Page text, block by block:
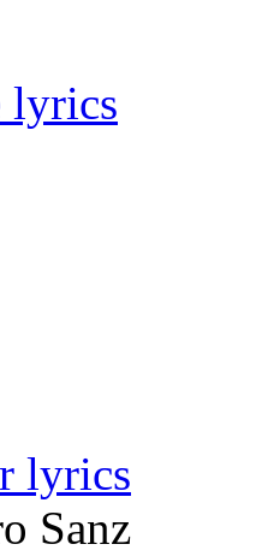
lyrics
lyrics
Sanz